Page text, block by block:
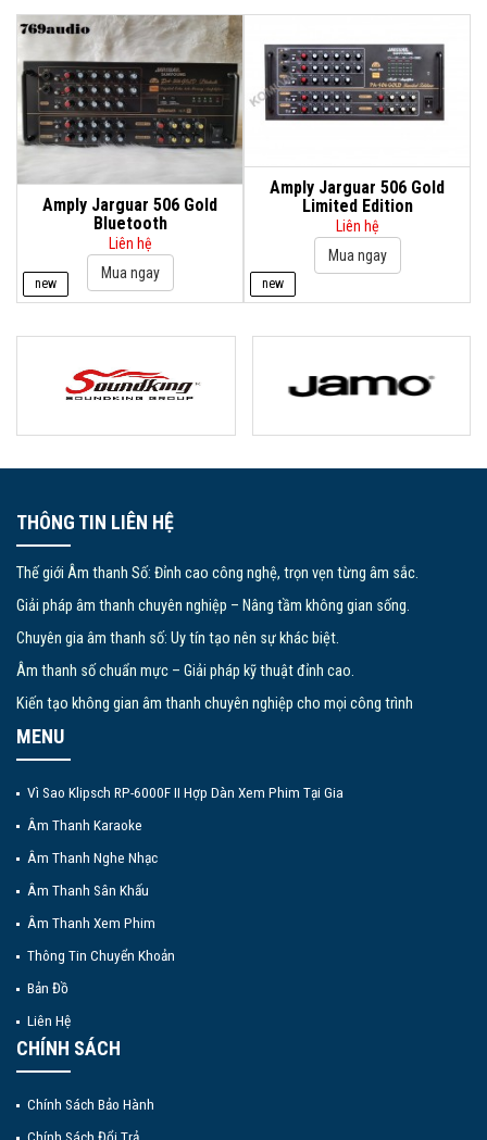
new
Amply Jarguar 506 Gold
Bluetooth
Liên hệ
new
Amply Jarguar 506 Gold
Limited Edition
Liên hệ
THÔNG TIN LIÊN HỆ
Thế giới Âm thanh Số: Đỉnh cao công nghệ, trọn vẹn từng âm sắc.
Giải pháp âm thanh chuyên nghiệp – Nâng tầm không gian sống.
Chuyên gia âm thanh số: Uy tín tạo nên sự khác biệt.
Âm thanh số chuẩn mực – Giải pháp kỹ thuật đỉnh cao.
Kiến tạo không gian âm thanh chuyên nghiệp cho mọi công trình
MENU
Vì Sao Klipsch RP-6000F II Hợp Dàn Xem Phim Tại Gia
Âm Thanh Karaoke
Âm Thanh Nghe Nhạc
Âm Thanh Sân Khấu
Âm Thanh Xem Phim
Thông Tin Chuyển Khoản
Bản Đồ
Liên Hệ
CHÍNH SÁCH
Chính Sách Bảo Hành